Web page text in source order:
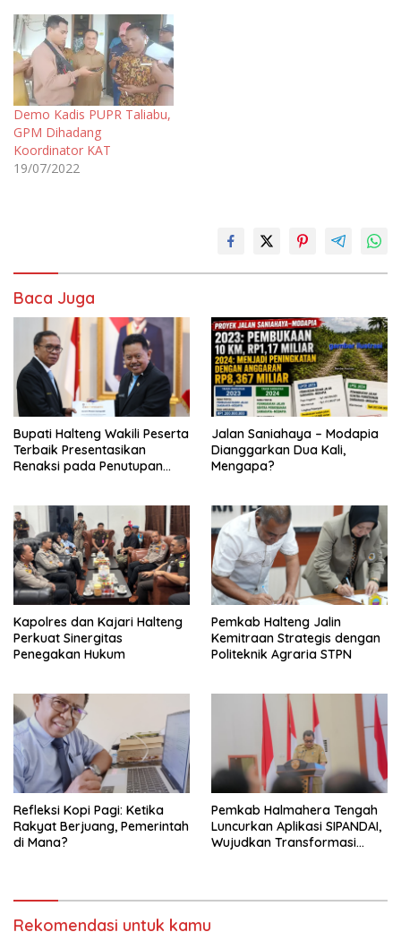
Demo Kadis PUPR Taliabu,
GPM Dihadang
Koordinator KAT
19/07/2022
Baca Juga
Bupati Halteng Wakili Peserta
Terbaik Presentasikan
Renaksi pada Penutupan
Jalan Saniahaya – Modapia
Dianggarkan Dua Kali,
Mengapa?
Kapolres dan Kajari Halteng
Perkuat Sinergitas
Penegakan Hukum
Pemkab Halteng Jalin
Kemitraan Strategis dengan
Politeknik Agraria STPN
Refleksi Kopi Pagi: Ketika
Rakyat Berjuang, Pemerintah
di Mana?
Pemkab Halmahera Tengah
Luncurkan Aplikasi SIPANDAI,
Wujudkan Transformasi
Rekomendasi untuk kamu